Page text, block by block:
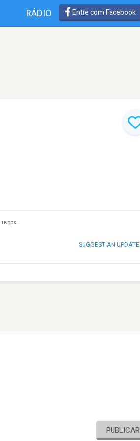
RÁDIO Entre com Facebook
1Kbps
SUGGEST AN UPDATE
PUBLICAR